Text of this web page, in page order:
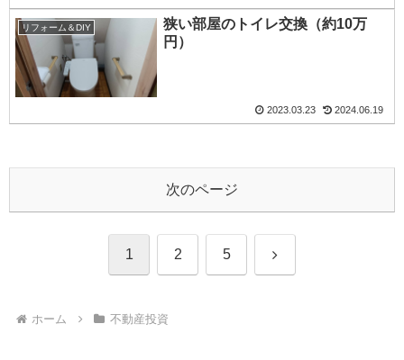
リフォーム＆DIY
狭い部屋のトイレ交換（約10万
円）
2023.03.23 2024.06.19
次のページ
1 2 5 次
ホーム 不動産投資